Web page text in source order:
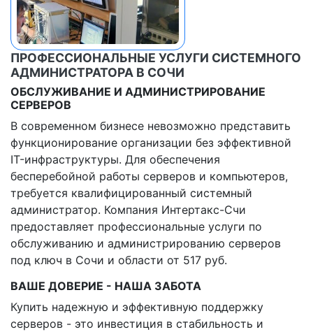
ПРОФЕССИОНАЛЬНЫЕ УСЛУГИ СИСТЕМНОГО
АДМИНИСТРАТОРА В СОЧИ
ОБСЛУЖИВАНИЕ И АДМИНИСТРИРОВАНИЕ
СЕРВЕРОВ
В современном бизнесе невозможно представить
функционирование организации без эффективной
IT-инфраструктуры. Для обеспечения
бесперебойной работы серверов и компьютеров,
требуется квалифицированный системный
администратор. Компания Интертакс-Счи
предоставляет профессиональные услуги по
обслуживанию и администрированию серверов
под ключ в Сочи и области от 517 руб.
ВАШЕ ДОВЕРИЕ - НАША ЗАБОТА
Купить надежную и эффективную поддержку
серверов - это инвестиция в стабильность и